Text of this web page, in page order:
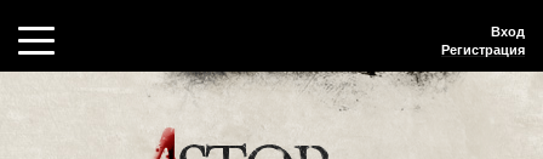
Вход
Регистрация